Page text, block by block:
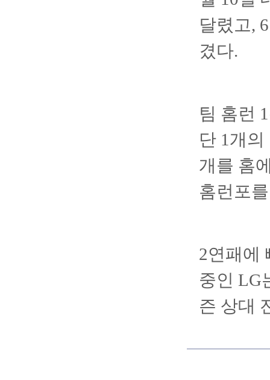
달렸고,
겼다.
팀 홈런
단 1개
개를 홈
홈런포
2연패에
중인 LG
즌 상대